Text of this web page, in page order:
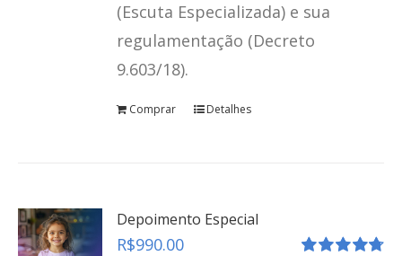
(Escuta Especializada) e sua
regulamentação (Decreto
9.603/18).
Comprar Detalhes
Depoimento Especial
R$990.00